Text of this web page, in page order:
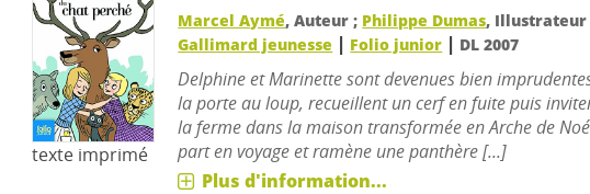
texte imprimé
Marcel Aymé, Auteur ; Philippe Dumas, Illustrateur
Gallimard jeunesse | Folio junior | DL 2007
Delphine et Marinette sont devenues bien
la porte au loup, recueillent un cerf en fuite puis
la ferme dans la maison transformée en Arche de
part en voyage et ramène une panthère [...]
Plus d'information...